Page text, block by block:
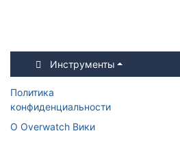
Инструменты
Политика
конфиденциальности
О Overwatch Вики